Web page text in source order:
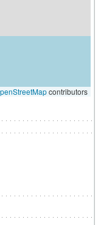
contributors